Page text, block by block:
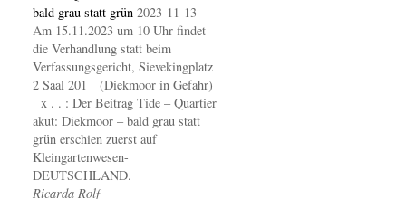
bald grau statt grün 2023-11-13
Am 15.11.2023 um 10 Uhr findet
die Verhandlung statt beim
Verfassungsgericht, Sievekingplatz
2 Saal 201 (Diekmoor in Gefahr)
x . . : Der Beitrag Tide – Quartier
akut: Diekmoor – bald grau statt
grün erschien zuerst auf
Kleingartenwesen-
DEUTSCHLAND.
Ricarda Rolf